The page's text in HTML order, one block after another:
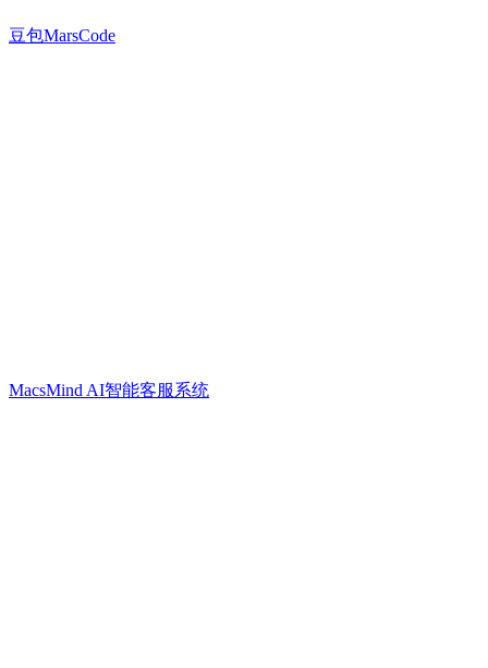
豆包MarsCode
MacsMind AI智能客服系统